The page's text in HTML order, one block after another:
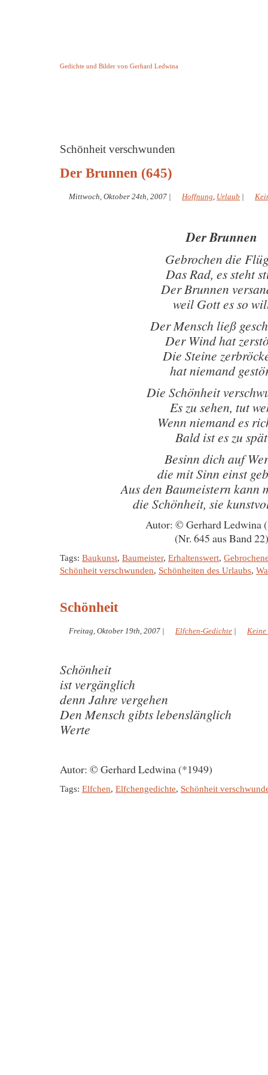
Gedichte und Bilder von Gerhard Ledwina
Schönheit verschwunden
Der Brunnen (645)
Mittwoch, Oktober 24th, 2007 | Hoffnung, Urlaub |
Der Brunnen
Gebrochen die
Das Rad, es steht
Der Brunnen
weil Gott es so
Der Mensch ließ
Der Wind hat
Die Steine
hat niemand
Die Schönheit
Es zu sehen, tut
Wenn niemand es
Bald ist es zu spät
Besinn dich auf
die mit Sinn einst
Aus den Baumeistern kann
die Schönheit, sie
Autor: © Gerhard Ledwina
(Nr. 645 aus Band 22)
Tags: Baukunst, Baumeister, Erhaltenswert,
Schönheit verschwunden, Schönheiten des Urlaubs,
Schönheit
Freitag, Oktober 19th, 2007 | Elfchen-Gedichte | Keine
Schönheit
ist vergänglich
denn Jahre vergehen
Den Mensch gibts lebenslänglich
Werte
Autor: © Gerhard Ledwina (*1949)
Tags: Elfchen, Elfchengedichte, Schönheit